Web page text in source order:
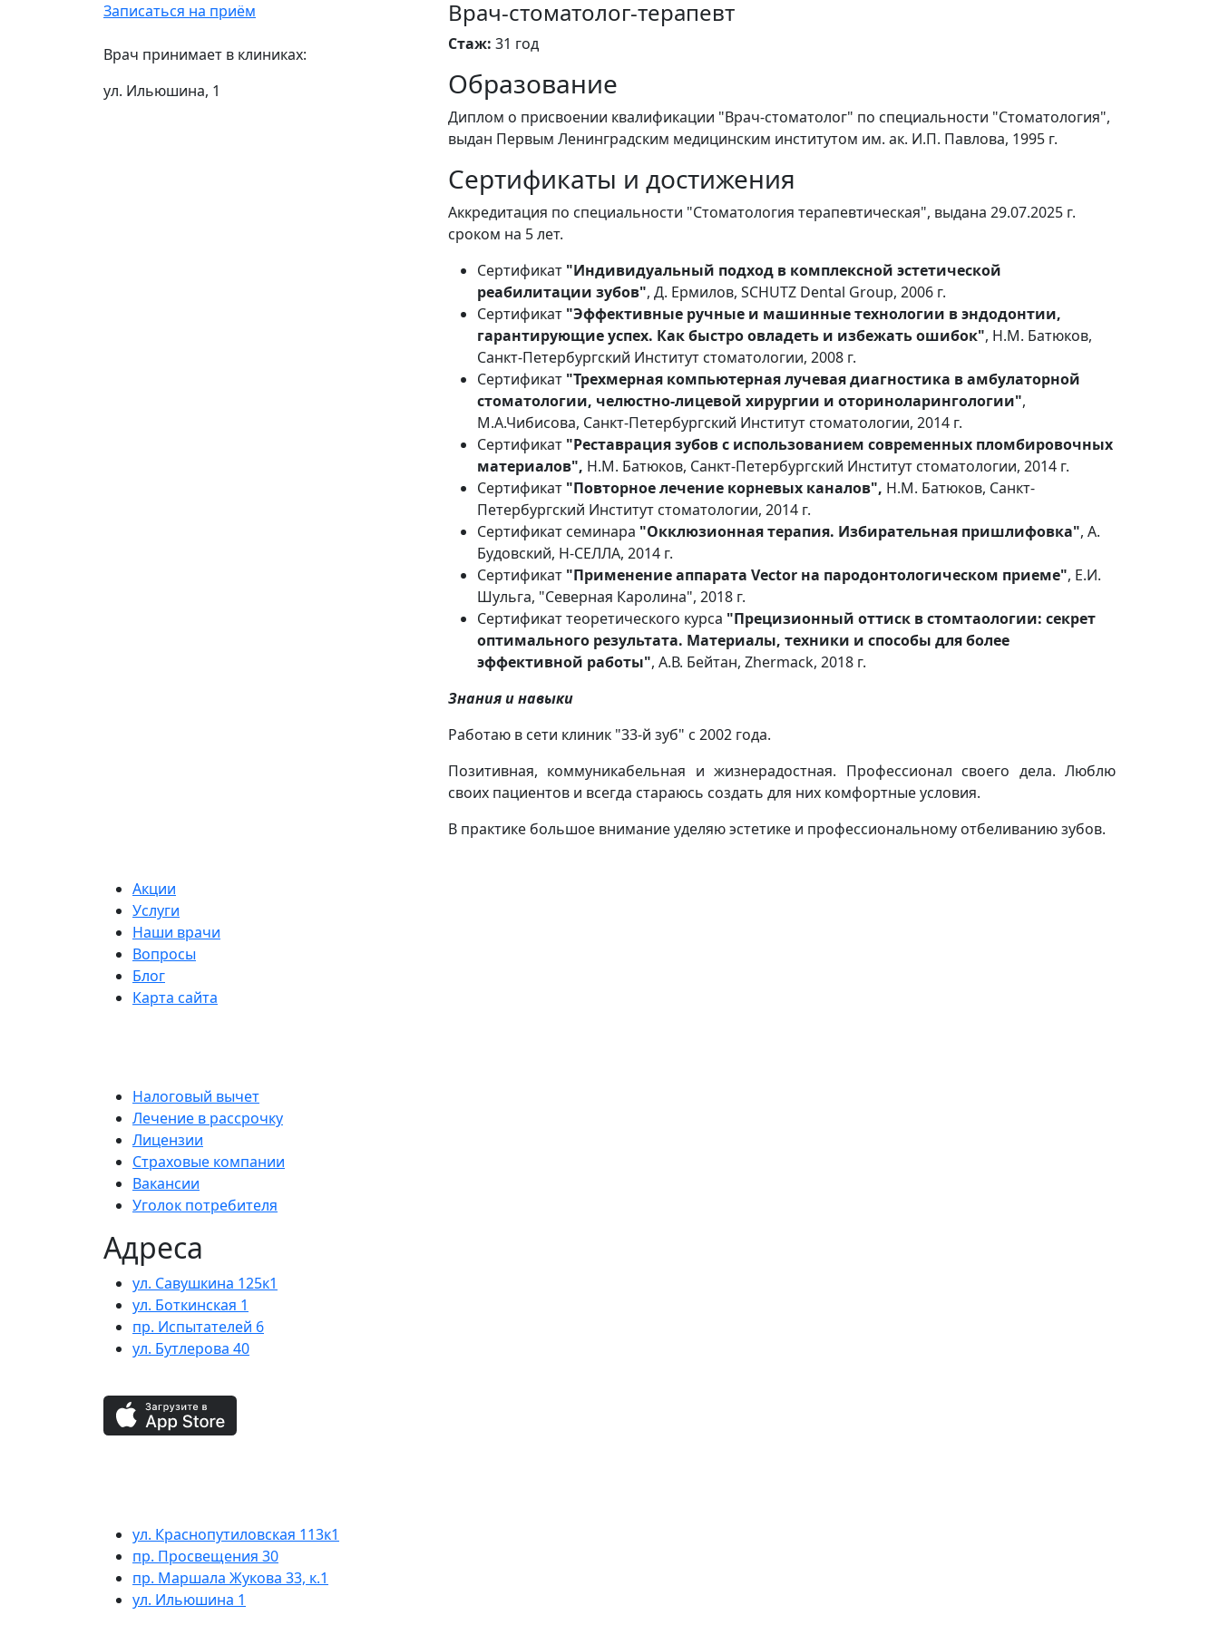
Записаться на приём
Врач принимает в клиниках:
ул. Ильюшина, 1
Врач-стоматолог-терапевт
Стаж: 31 год
Образование
Диплом о присвоении квалификации "Врач-стоматолог" по специальности "Стоматология",
выдан Первым Ленинградским медицинским институтом им. ак. И.П. Павлова, 1995 г.
Сертификаты и достижения
Аккредитация по специальности "Стоматология терапевтическая", выдана 29.07.2025 г.
сроком на 5 лет.
Сертификат "Индивидуальный подход в комплексной эстетической
реабилитации зубов", Д. Ермилов, SCHUTZ Dental Group, 2006 г.
Сертификат "Эффективные ручные и машинные технологии в эндодонтии,
гарантирующие успех. Как быстро овладеть и избежать ошибок", Н.М. Батюков,
Санкт-Петербургский Институт стоматологии, 2008 г.
Сертификат "Трехмерная компьютерная лучевая диагностика в амбулаторной
стоматологии, челюстно-лицевой хирургии и оториноларингологии",
М.А.Чибисова, Санкт-Петербургский Институт стоматологии, 2014 г.
Сертификат "Реставрация зубов с использованием современных пломбировочных
материалов", Н.М. Батюков, Санкт-Петербургский Институт стоматологии, 2014 г.
Сертификат "Повторное лечение корневых каналов", Н.М. Батюков, Санкт-
Петербургский Институт стоматологии, 2014 г.
Сертификат семинара "Окклюзионная терапия. Избирательная пришлифовка", А.
Будовский, Н-СЕЛЛА, 2014 г.
Сертификат "Применение аппарата Vector на пародонтологическом приеме", Е.И.
Шульга, "Северная Каролина", 2018 г.
Сертификат теоретического курса "Прецизионный оттиск в стомтаологии: секрет
оптимального результата. Материалы, техники и способы для более
эффективной работы", А.В. Бейтан, Zhermack, 2018 г.
Знания и навыки
Работаю в сети клиник "33-й зуб" с 2002 года.
Позитивная, коммуникабельная и жизнерадостная. Профессионал своего дела. Люблю
своих пациентов и всегда стараюсь создать для них комфортные условия.
В практике большое внимание уделяю эстетике и профессиональному отбеливанию зубов.
Акции
Услуги
Наши врачи
Вопросы
Блог
Карта сайта
Налоговый вычет
Лечение в рассрочку
Лицензии
Страховые компании
Вакансии
Уголок потребителя
Адреса
ул. Савушкина 125к1
ул. Боткинская 1
пр. Испытателей 6
ул. Бутлерова 40
ул. Краснопутиловская 113к1
пр. Просвещения 30
пр. Маршала Жукова 33, к.1
ул. Ильюшина 1